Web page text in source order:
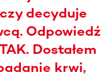
decyduje
Odpowiedź
Dostałem
krwi,